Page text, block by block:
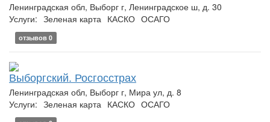
Ленинградская обл, Выборг г, Ленинградское ш, д. 30
Услуги: Зеленая карта КАСКО ОСАГО
отзывов 0
Выборгский. Росгосстрах
Ленинградская обл, Выборг г, Мира ул, д. 8
Услуги: Зеленая карта КАСКО ОСАГО